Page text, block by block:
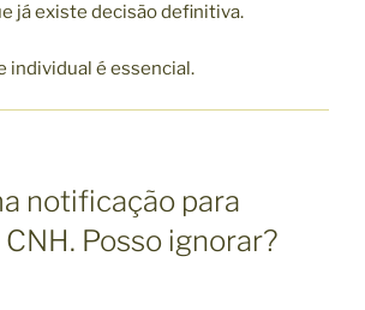
já existe decisão definitiva.
individual é essencial.
notificação para
Posso ignorar?